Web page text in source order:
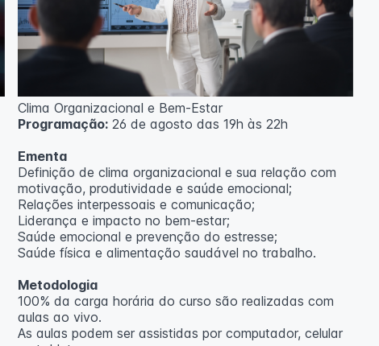
Clima Organizacional e Bem-Estar
Programação:26 de agosto das 19h às 22h
Ementa
Definição de clima organizacional e sua relação com
motivação, produtividade e saúde emocional;
Relações interpessoais e comunicação;
Liderança e impacto no bem-estar;
Saúde emocional e prevenção do estresse;
Saúde física e alimentação saudável no trabalho.
Metodologia
100% da carga horária do curso são realizadas com
aulas ao vivo.
As aulas podem ser assistidas por computador, celular